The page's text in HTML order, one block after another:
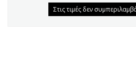
Στις τιμές δεν